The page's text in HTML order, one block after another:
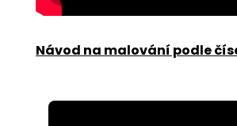
Návod na malování podle